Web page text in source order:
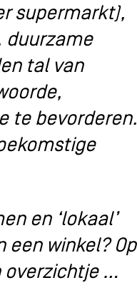
supermarkt),
duurzame
tal van
te bevorderen.
en ‘lokaal’
een winkel? Op
overzichtje …